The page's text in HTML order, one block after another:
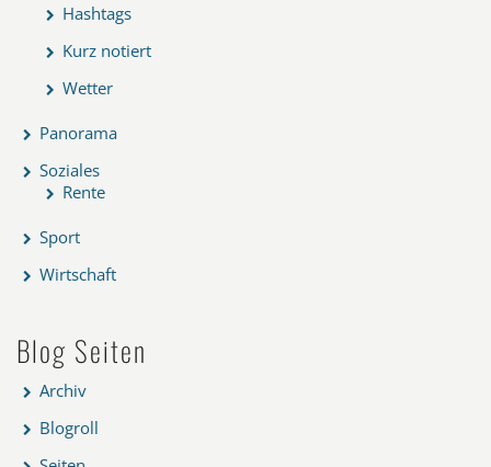
Hashtags
Kurz notiert
Wetter
Panorama
Soziales
Rente
Sport
Wirtschaft
Blog Seiten
Archiv
Blogroll